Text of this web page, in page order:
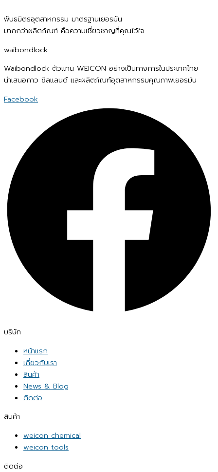
พันธมิตรอุตสาหกรรม มาตรฐานเยอรมัน
มากกว่าผลิตภัณฑ์ คือความเชี่ยวชาญที่คุณไว้ใจ
waibondlock
Waibondlock ตัวแทน WEICON อย่างเป็นทางการในประเทศไทย
นำเสนอกาว ซีลแลนด์ และผลิตภัณฑ์อุตสาหกรรมคุณภาพเยอรมัน
Facebook
บริษัท
หน้าแรก
เกี่ยวกับเรา
สินค้า
News & Blog
ติดต่อ
สินค้า
weicon chemical
weicon tools
ติดต่อ